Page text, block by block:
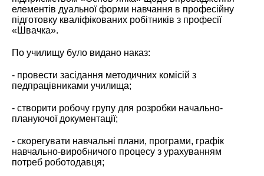
елементів дуальної форми навчання в професійну
підготовку кваліфікованих робітників з професії
«Швачка».
По училищу було видано наказ:
- провести засідання методичних комісій з
педпрацівниками училища;
- створити робочу групу для розробки начально-
плануючої документації;
- скорегувати навчальні плани, програми, графік
навчально-виробничого процесу з урахуванням
потреб роботодавця;